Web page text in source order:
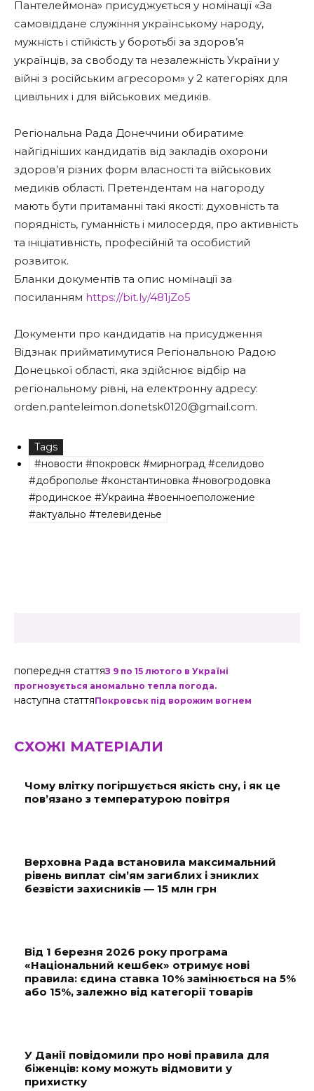
Пантелеймона» присуджується у номінації «За
самовіддане служіння українському народу,
мужність і стійкість у боротьбі за здоров’я
українців, за свободу та незалежність України у
війні з російським агресором» у 2 категоріях для
цивільних і для військових медиків.
Регіональна Рада Донеччини обиратиме
найгідніших кандидатів від закладів охорони
здоров’я різних форм власності та військових
медиків області. Претендентам на нагороду
мають бути притаманні такі якості: духовність та
порядність, гуманність i милосердя, про активність
та ініціативність, професійній та особистий
розвиток.
Бланки документів та опис номінації за
посиланням https://bit.ly/481jZo5
Документи про кандидатів на присудження
Відзнак прийматимутися Регіональною Радою
Донецької області, яка здійснює відбір на
регіональному рівні, на електронну адресу:
orden.panteleimon.donetsk0120@gmail.com.
Tags
#новости #покровск #мирноград #селидово
#доброполье #константиновка #новогродовка
#родинское #Украина #военноеположение
#актуально #телевиденье
попередня статтяЗ 9 по 15 лютого в Україні
прогнозується аномально тепла погода.
наступна статтяПокровськ під ворожим вогнем
СХОЖІ МАТЕРІАЛИ
Чому влітку погіршується якість сну, і як це
пов’язано з температурою повітря
Верховна Рада встановила максимальний
рівень виплат сім’ям загиблих і зниклих
безвісти захисників — 15 млн грн
Від 1 березня 2026 року програма
«Національний кешбек» отримує нові
правила: єдина ставка 10% замінюється на 5%
або 15%, залежно від категорії товарів
У Данії повідомили про нові правила для
біженців: кому можуть відмовити у
прихистку